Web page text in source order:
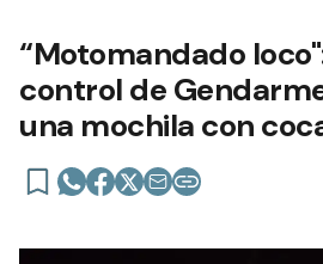
“Motomandado
control de
una mochila con